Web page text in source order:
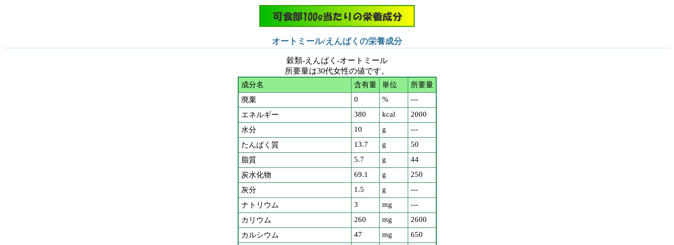
オートミール/えんばくの栄養成分
穀類-えんぱく-オートミール
所要量は30代女性の値です。
成分名 含有量 単位
所要量
廃棄
0 %
---
エネルギー
380 kcal
2000
水分
10 g
---
たんぱく質
13.7 g
50
脂質
5.7 g
44
炭水化物
69.1 g
250
灰分
1.5 g
---
ナトリウム
3 mg
---
カリウム
260 mg
2600
カルシウム
47 mg
650